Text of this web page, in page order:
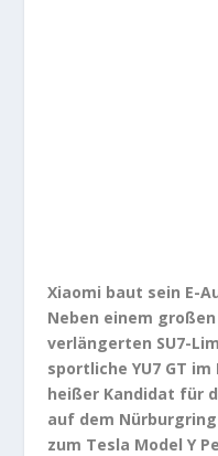
Xiaomi baut sein E-
Neben einem
verlängerten SU7-
sportliche YU7 GT
heißer Kandidat für
auf dem
zum Tesla Model Y